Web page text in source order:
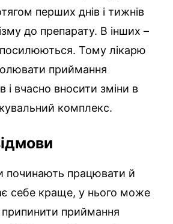
перших днів і тижнів
до препарату. В інших –
Тому лікарю
приймання
і вчасно вносити зміни в
комплекс.
починають працювати й
себе краще, у нього може
припинити приймання